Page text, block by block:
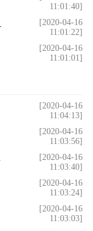
11:01:40]
[2020-04-16
11:01:22]
[2020-04-16
11:01:01]
[2020-04-16
11:04:13]
[2020-04-16
11:03:56]
[2020-04-16
11:03:40]
[2020-04-16
11:03:24]
[2020-04-16
11:03:03]